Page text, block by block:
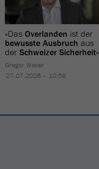
«Das Overlanden ist der
bewusste Ausbruch aus
der Schweizer Sicherheit»
Gregor Waser
27.07.2026 – 10:58